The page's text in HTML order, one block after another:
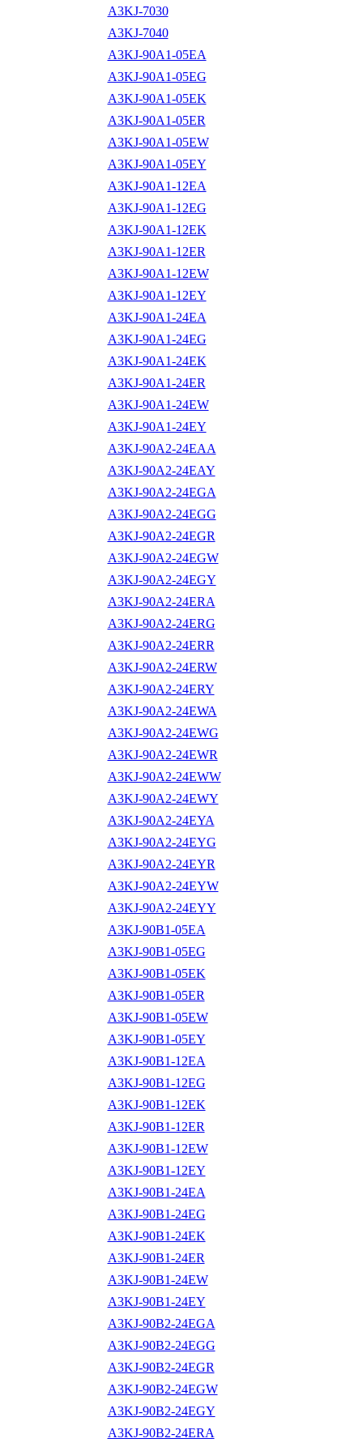
A3KJ-7030
A3KJ-7040
A3KJ-90A1-05EA
A3KJ-90A1-05EG
A3KJ-90A1-05EK
A3KJ-90A1-05ER
A3KJ-90A1-05EW
A3KJ-90A1-05EY
A3KJ-90A1-12EA
A3KJ-90A1-12EG
A3KJ-90A1-12EK
A3KJ-90A1-12ER
A3KJ-90A1-12EW
A3KJ-90A1-12EY
A3KJ-90A1-24EA
A3KJ-90A1-24EG
A3KJ-90A1-24EK
A3KJ-90A1-24ER
A3KJ-90A1-24EW
A3KJ-90A1-24EY
A3KJ-90A2-24EAA
A3KJ-90A2-24EAY
A3KJ-90A2-24EGA
A3KJ-90A2-24EGG
A3KJ-90A2-24EGR
A3KJ-90A2-24EGW
A3KJ-90A2-24EGY
A3KJ-90A2-24ERA
A3KJ-90A2-24ERG
A3KJ-90A2-24ERR
A3KJ-90A2-24ERW
A3KJ-90A2-24ERY
A3KJ-90A2-24EWA
A3KJ-90A2-24EWG
A3KJ-90A2-24EWR
A3KJ-90A2-24EWW
A3KJ-90A2-24EWY
A3KJ-90A2-24EYA
A3KJ-90A2-24EYG
A3KJ-90A2-24EYR
A3KJ-90A2-24EYW
A3KJ-90A2-24EYY
A3KJ-90B1-05EA
A3KJ-90B1-05EG
A3KJ-90B1-05EK
A3KJ-90B1-05ER
A3KJ-90B1-05EW
A3KJ-90B1-05EY
A3KJ-90B1-12EA
A3KJ-90B1-12EG
A3KJ-90B1-12EK
A3KJ-90B1-12ER
A3KJ-90B1-12EW
A3KJ-90B1-12EY
A3KJ-90B1-24EA
A3KJ-90B1-24EG
A3KJ-90B1-24EK
A3KJ-90B1-24ER
A3KJ-90B1-24EW
A3KJ-90B1-24EY
A3KJ-90B2-24EGA
A3KJ-90B2-24EGG
A3KJ-90B2-24EGR
A3KJ-90B2-24EGW
A3KJ-90B2-24EGY
A3KJ-90B2-24ERA